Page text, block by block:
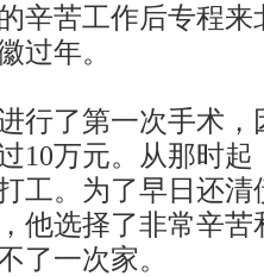
辛苦工作后专程来
过年。
行了第一次手术
10万元。从那时
工。为了早日还清
他选择了非常辛苦
了一次家。